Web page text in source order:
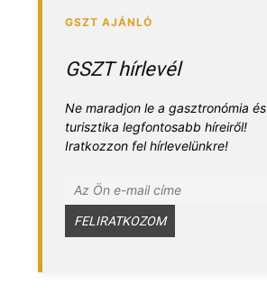
GSZT hírlevél
Ne maradjon le a gasztronómia és
turisztika legfontosabb híreiről!
Iratkozzon fel hírlevelünkre!